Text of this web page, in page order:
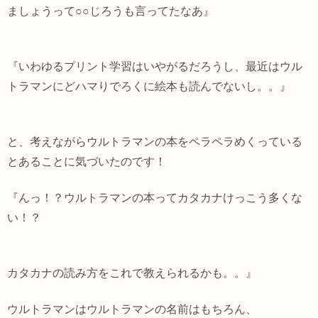
ましょうって○○じろうも言ってたなあ』
『いわゆるプリント学習はいやがるだろうし、最近はウル
トラマンにどハマりでろくに絵本も読んでないし。。』
と、考えながらウルトラマンの本をペラペラめくっている
とあることに気づいたのです！
『んっ！？ウルトラマンの本ってカタカナけっこう多くな
い！？
カタカナの読み方をこれで教えられるかも。。』
ウルトラマンはウルトラマンの名前はもちろん、